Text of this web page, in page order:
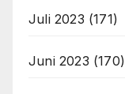
Juli 2023 (171)
Juni 2023 (170)